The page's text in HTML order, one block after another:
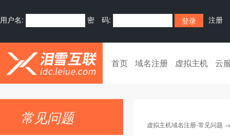
用户名: 密 码: 注册
首页 域名注册 虚拟主机 云
常见问题 虚拟主机域名注册-常见问题